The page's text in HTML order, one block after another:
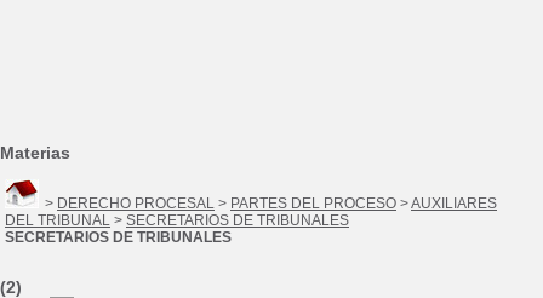
Materias
> DERECHO PROCESAL > PARTES DEL PROCESO >AUXILIARES
DEL TRIBUNAL > SECRETARIOS DE TRIBUNALES
SECRETARIOS DE TRIBUNALES
(2)